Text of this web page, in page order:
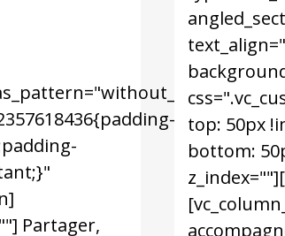
Partager,
top: 50px
bottom: